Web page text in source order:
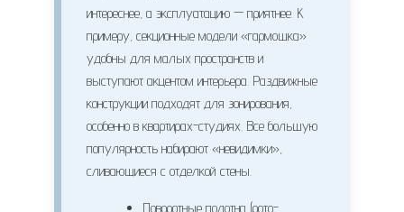
интереснее, а эксплуатацию — приятнее. К
примеру, секционные модели «гармошка»
удобны для малых пространств и
выступают акцентом интерьера. Раздвижные
конструкции подходят для зонирования,
особенно в квартирах-студиях. Все большую
популярность набирают «невидимки»,
сливающиеся с отделкой стены.
Поворотные полотна (рото-